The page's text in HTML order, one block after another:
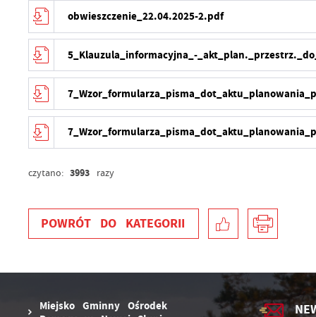
obwieszczenie_22.04.2025-2.pdf
5_Klauzula_informacyjna_-
czytano:3993 razy
POWRÓT DO KATEGORII
Miejsko Gminny Ośrodek